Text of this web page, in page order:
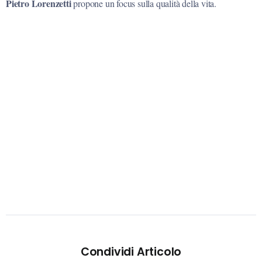
Pietro Lorenzettipropone un focus sulla qualità della vita.
Condividi Articolo